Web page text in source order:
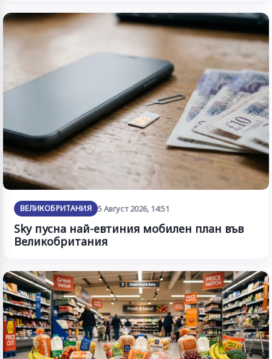
ВЕЛИКОБРИТАНИЯ 5 Август 2026, 14:51
Sky пусна най-евтиния мобилен план във
Великобритания